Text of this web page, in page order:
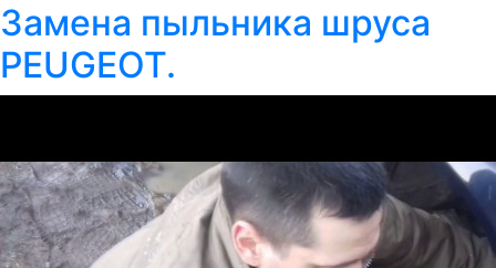
Замена пыльника шруса
PEUGEOT.